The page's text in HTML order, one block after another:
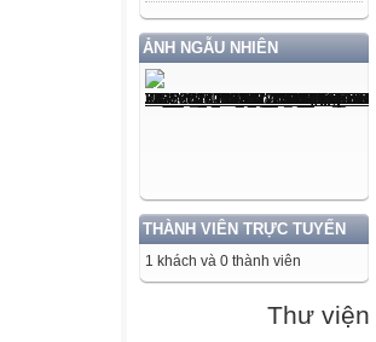
ẢNH NGẪU NHIÊN
THÀNH VIÊN TRỰC TUYẾN
1 khách và 0 thành viên
Thư viện